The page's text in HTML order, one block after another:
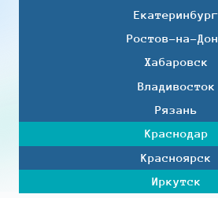
Екатеринбург
Ростов-на-
Хабаровск
Владивосток
Рязань
Краснодар
Красноярск
Иркутск